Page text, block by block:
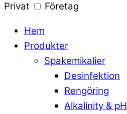
Privat Företag
Hem
Produkter
Spakemikalier
Desinfektion
Rengöring
Alkalinity & pH